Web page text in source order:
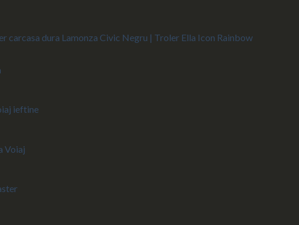
carcasa dura Lamonza Civic Negru | Troler Ella Icon Rainbow
ieftine
Voiaj